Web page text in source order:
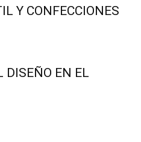
Y CONFECCIONES
DISEÑO EN EL